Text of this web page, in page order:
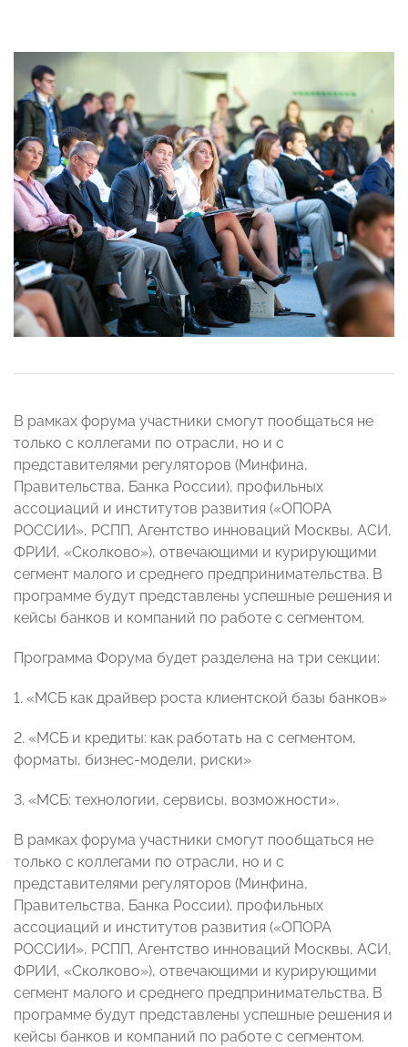
В рамках форума участники смогут пообщаться не
только с коллегами по отрасли, но и с
представителями регуляторов (Минфина,
Правительства, Банка России), профильных
ассоциаций и институтов развития («ОПОРА
РОССИИ», РСПП, Агентство инноваций Москвы, АСИ,
ФРИИ, «Сколково»), отвечающими и курирующими
сегмент малого и среднего предпринимательства. В
программе будут представлены успешные решения и
кейсы банков и компаний по работе с сегментом.
Программа Форума будет разделена на три секции:
1. «МСБ как драйвер роста клиентской базы банков»
2. «МСБ и кредиты: как работать на с сегментом,
форматы, бизнес-модели, риски»
3. «МСБ: технологии, сервисы, возможности».
В рамках форума участники смогут пообщаться не
только с коллегами по отрасли, но и с
представителями регуляторов (Минфина,
Правительства, Банка России), профильных
ассоциаций и институтов развития («ОПОРА
РОССИИ», РСПП, Агентство инноваций Москвы, АСИ,
ФРИИ, «Сколково»), отвечающими и курирующими
сегмент малого и среднего предпринимательства. В
программе будут представлены успешные решения и
кейсы банков и компаний по работе с сегментом.